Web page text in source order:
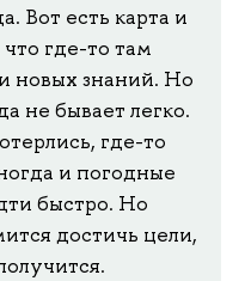
Вот есть карта и
где-то там
новых знаний. Но
не бывает легко.
где-то
и погодные
быстро. Но
достичь цели,